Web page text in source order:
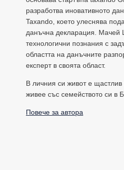
разработва иновативното
Taxando, което улеснява
данъчна декларация. Мачей
технологични познания с
областта на данъчните
експерт в своята област.
В личния си живот е
живее със семейството си в
Повече за автора